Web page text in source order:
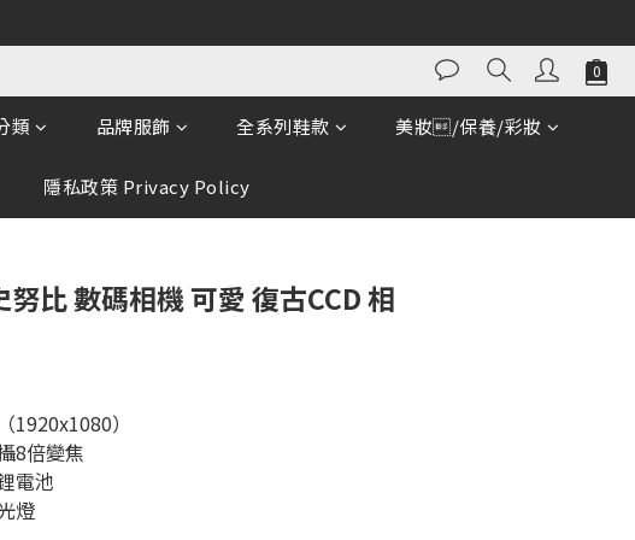
類 品牌服飾 全系列鞋款 美妝/保養/彩妝
隱私政策 Privacy Policy
比 數碼相機 可愛 復古CCD 相
1920x1080）
8倍變焦
電池
燈
立即購買